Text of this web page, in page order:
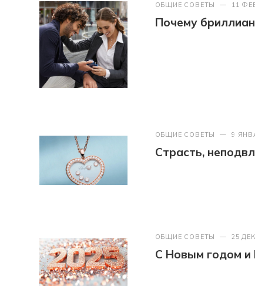
ОБЩИЕ СОВЕТЫ — 11
Почему
ОБЩИЕ СОВЕТЫ — 9
Страсть,
ОБЩИЕ СОВЕТЫ — 25
С Новым годом и